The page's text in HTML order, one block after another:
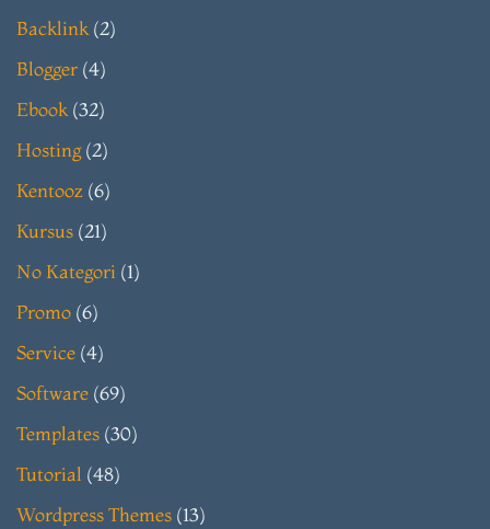
Backlink(2)
Blogger (4)
Ebook(32)
Hosting(2)
Kentooz (6)
Kursus (21)
No Kategori (1)
Promo (6)
Service (4)
Software (69)
Templates (30)
Tutorial (48)
Wordpress Themes (13)